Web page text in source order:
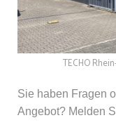
TECHO
Sie haben Fragen
Angebot? Melden